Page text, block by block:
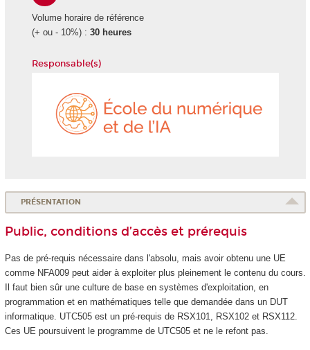
Volume horaire de référence
(+ ou - 10%) : 30 heures
Responsable(s)
PRÉSENTATION
Public, conditions d’accès et prérequis
Pas de pré-requis nécessaire dans l'absolu, mais avoir obtenu une UE
comme NFA009 peut aider à exploiter plus pleinement le contenu du cours.
Il faut bien sûr une culture de base en systèmes d'exploitation, en
programmation et en mathématiques telle que demandée dans un DUT
informatique. UTC505 est un pré-requis de RSX101, RSX102 et RSX112.
Ces UE poursuivent le programme de UTC505 et ne le refont pas.